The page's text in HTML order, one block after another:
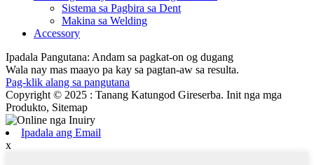
Sistema sa Pagbira sa Dent
Makina sa Welding
Accessory
Ipadala Pangutana: Andam sa pagkat-on og dugang
Wala nay mas maayo pa kay sa pagtan-aw sa resulta.
Pag-klik alang sa pangutana
Copyright © 2025 : Tanang Katungod Gireserba. Init nga mga
Produkto, Sitemap
Ipadala ang Email
x